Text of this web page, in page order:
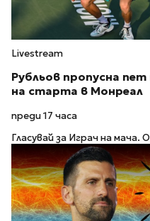
Livestream
Рубльов пропусна
на старта в Монреал
преди 17 часа
Гласувай за Играч на